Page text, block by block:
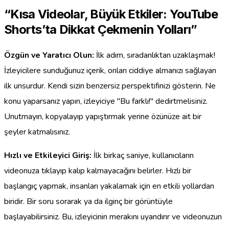
“Kısa Videolar, Büyük Etkiler: YouTube
Shorts’ta Dikkat Çekmenin Yolları”
Özgün ve Yaratıcı Olun: İlk adım, sıradanlıktan uzaklaşmak!
İzleyicilere sunduğunuz içerik, onları ciddiye almanızı sağlayan
ilk unsurdur. Kendi sizin benzersiz perspektifinizi gösterin. Ne
konu yaparsanız yapın, izleyiciye "Bu farklı!" dedirtmelisiniz.
Unutmayın, kopyalayıp yapıştırmak yerine özünüze ait bir
şeyler katmalısınız.
Hızlı ve Etkileyici Giriş: İlk birkaç saniye, kullanıcıların
videonuza tıklayıp kalıp kalmayacağını belirler. Hızlı bir
başlangıç yapmak, insanları yakalamak için en etkili yollardan
biridir. Bir soru sorarak ya da ilginç bir görüntüyle
başlayabilirsiniz. Bu, izleyicinin merakını uyandırır ve videonuzun